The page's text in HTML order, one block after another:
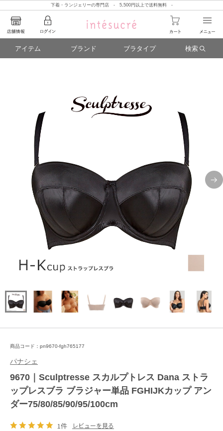
下着・ランジェリーの専門店 - 5,500円以上で送料無料 -
アイテム ブランド ブラタイプ 検索
商品コード：pn9670-fgh765177
パナシェ
9670｜Sculptresse スカルプトレス Dana ストラ
ップレスブラ ブラジャー単品 FGHIJKカップ アン
ダー75/80/85/90/95/100cm
1件 レビューを見る